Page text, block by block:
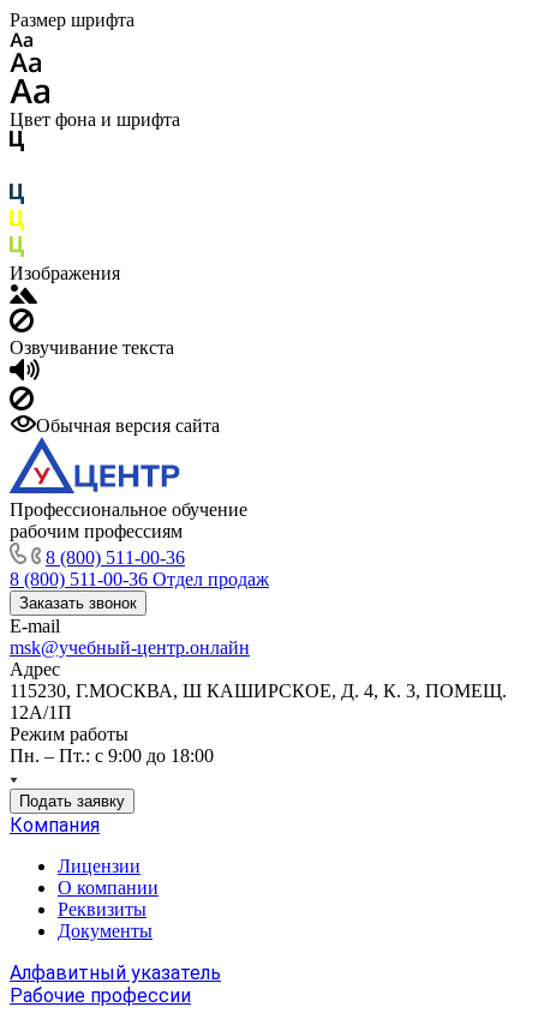
Размер шрифта
Цвет фона и шрифта
Изображения
Озвучивание текста
Обычная версия сайта
Профессиональное обучение
рабочим профессиям
8 (800) 511-00-36
8 (800) 511-00-36 Отдел продаж
Заказать звонок
E-mail
msk@учебный-центр.онлайн
Адрес
115230, Г.МОСКВА, Ш КАШИРСКОЕ, Д. 4, К. 3, ПОМЕЩ.
12А/1П
Режим работы
Пн. – Пт.: с 9:00 до 18:00
Подать заявку
Компания
Лицензии
О компании
Реквизиты
Документы
Алфавитный указатель
Рабочие профессии